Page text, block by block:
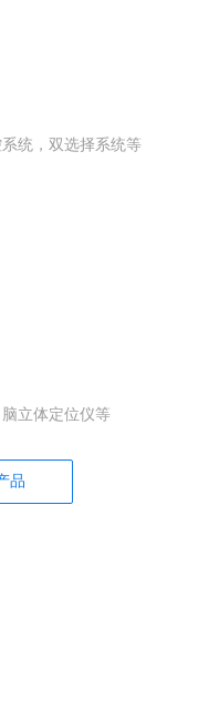
统，双选择系统等
立体定位仪等
品